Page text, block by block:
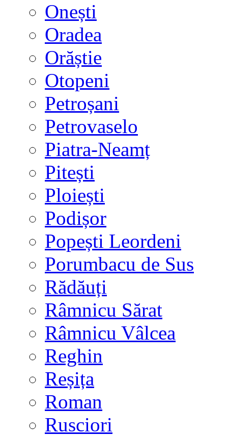
Onești
Oradea
Orăștie
Otopeni
Petroșani
Petrovaselo
Piatra-Neamț
Pitești
Ploiești
Podișor
Popești Leordeni
Porumbacu de Sus
Rădăuți
Râmnicu Sărat
Râmnicu Vâlcea
Reghin
Reșița
Roman
Rusciori